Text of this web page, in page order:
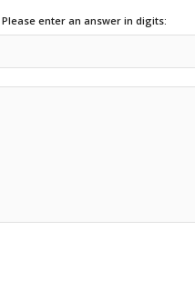
Please enter an answer in digits: